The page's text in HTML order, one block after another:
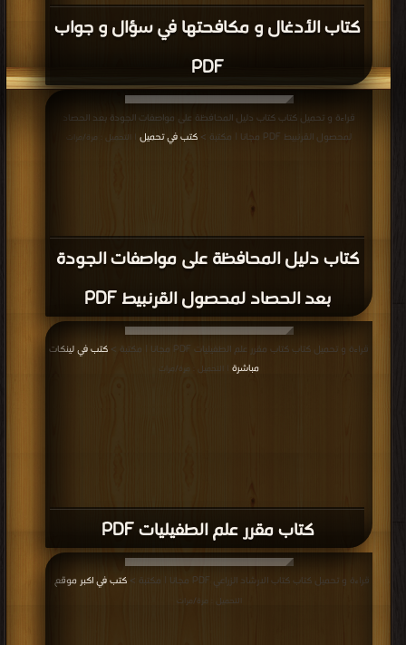
كتاب الأدغال و مكافحتها في سؤال و جواب
PDF
كتاب دليل المحافظة على مواصفات الجودة
بعد الحصاد لمحصول القرنبيط PDF
قراءة و تحميل كتاب كتاب دليل المحافظة على مواصفات الجودة بعد الحصاد
لمحصول القرنبيط PDF مجانا | مكتبة >
كتب في تحميل | التحميل : مرة/مرات
كتاب مقرر علم الطفيليات PDF
قراءة و تحميل كتاب كتاب مقرر علم الطفيليات PDF مجانا | مكتبة >
كتب في لينكات
مباشرة
| التحميل : مرة/مرات
قراءة و تحميل كتاب كتاب الارشاد الزراعي PDF مجانا | مكتبة > كتب في اكبر موقع
التحميل : مرة/مرات